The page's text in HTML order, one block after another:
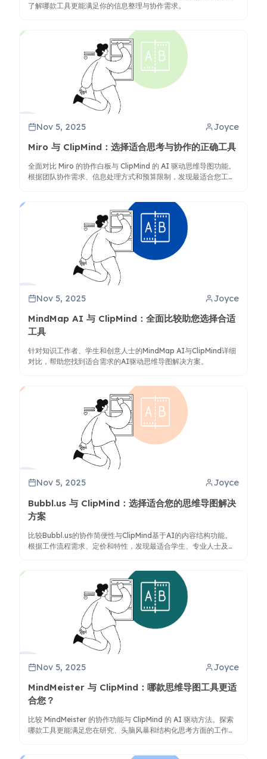
了解哪款工具更能满足你的信息整理与协作需求。
Nov 5, 2025 Joyce
Miro 与 ClipMind：选择适合思考与协作的正确工具
全面对比 Miro 的协作白板与 ClipMind 的 AI 驱动思维导图功能。
根据团队协作需求、信息处理方式和预算限制，发现最适合您工作
Nov 5, 2025 Joyce
MindMap AI 与 ClipMind：全面比较助您选择合适
工具
针对知识工作者、学生和创意人士的MindMap AI与ClipMind详细
对比，帮助您找到适合需求的AI驱动思维导图解决方案。
Nov 5, 2025 Joyce
Bubbl.us 与 ClipMind：选择适合您的思维导图解决
方案
比较Bubbl.us的协作简便性与ClipMind基于AI的内容结构功能。
根据工作流程需求、定价和特性，发现最适合学生、专业人士及团
Nov 5, 2025 Joyce
MindMeister 与 ClipMind：哪款思维导图工具更适
合您？
比较 MindMeister 的协作功能与 ClipMind 的 AI 驱动方法。探索
哪款工具更能满足您在研究、头脑风暴和结构化思考方面的工作流